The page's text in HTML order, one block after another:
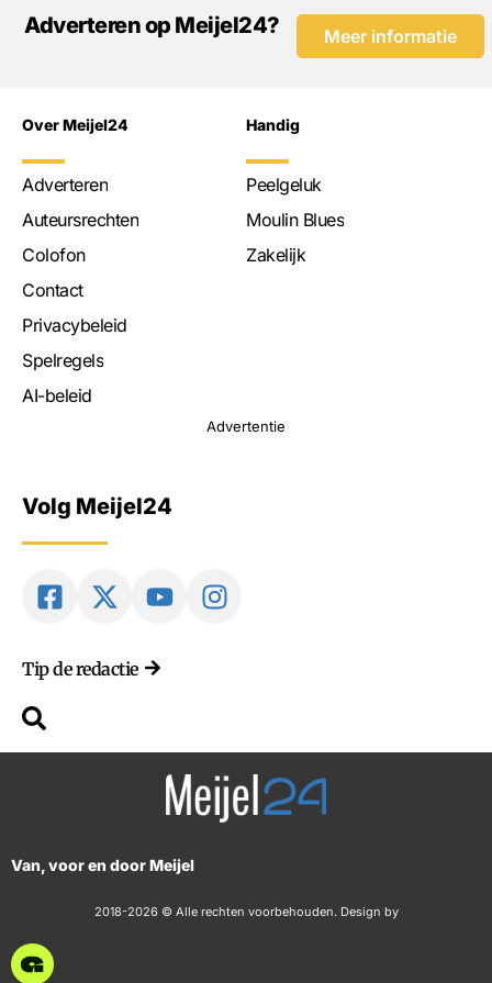
Adverteren op Meijel24? Meer informatie
Over Meijel24
Adverteren
Auteursrechten
Colofon
Contact
Privacybeleid
Spelregels
AI-beleid
Handig
Peelgeluk
Moulin Blues
Zakelijk
Advertentie
Volg Meijel24
Tip de redactie
Van, voor en door Meijel
2018-2026 © Alle rechten voorbehouden. Design by